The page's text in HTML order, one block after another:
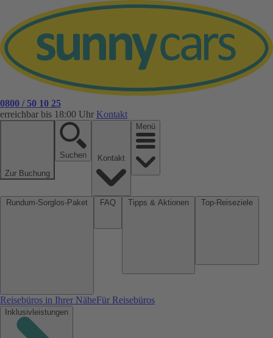
0800 / 50 10 25
erreichbar bis 18:00 Uhr Kontakt
Zur Buchung
Suchen
Menü
Reisebüros in Ihrer NäheFür Reisebüros
Inklusivleistungen